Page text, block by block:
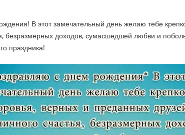
В этот замечательный день желаю тебе
безразмерных доходов, сумасшедшей любви и
праздника!